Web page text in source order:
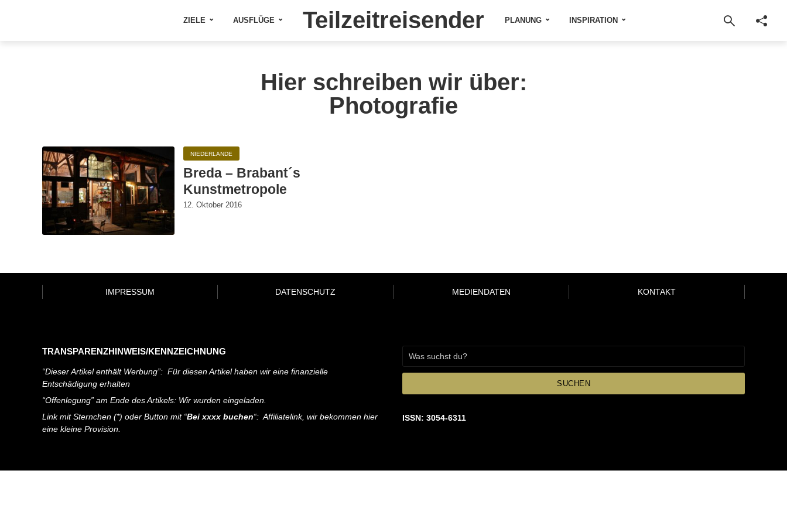
ZIELE AUSFLÜGE Teilzeitreisender PLANUNG INSPIRATION
Hier schreiben wir über:
Photografie
NIEDERLANDE
Breda – Brabant´s
Kunstmetropole
12. Oktober 2016
IMPRESSUM DATENSCHUTZ MEDIENDATEN KONTAKT
TRANSPARENZHINWEIS/KENNZEICHNUNG
“Dieser Artikel enthält Werbung”: Für diesen Artikel haben wir eine finanzielle
Entschädigung erhalten
“Offenlegung” am Ende des Artikels: Wir wurden eingeladen.
Link mit Sternchen (*) oder Button mit “Bei xxxx buchen“: Affiliatelink, wir bekommen hier
eine kleine Provision.
SUCHEN
ISSN: 3054-6311